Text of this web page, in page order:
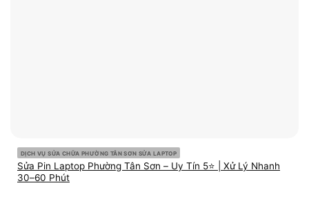
DỊCH VỤ SỬA CHỮA PHƯỜNG TÂN SƠN SỬA LAPTOP
Sửa Pin Laptop Phường Tân Sơn – Uy Tín 5⭐ | Xử Lý Nhanh
30–60 Phút